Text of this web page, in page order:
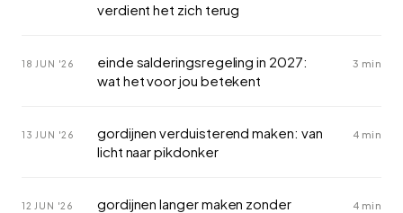
verdient het zich terug
18 JUN '26
einde salderingsregeling in 2027:
wat het voor jou betekent
3 min
13 JUN '26
gordijnen verduisterend maken: van
licht naar pikdonker
4 min
12 JUN '26
gordijnen langer maken zonder
4 min